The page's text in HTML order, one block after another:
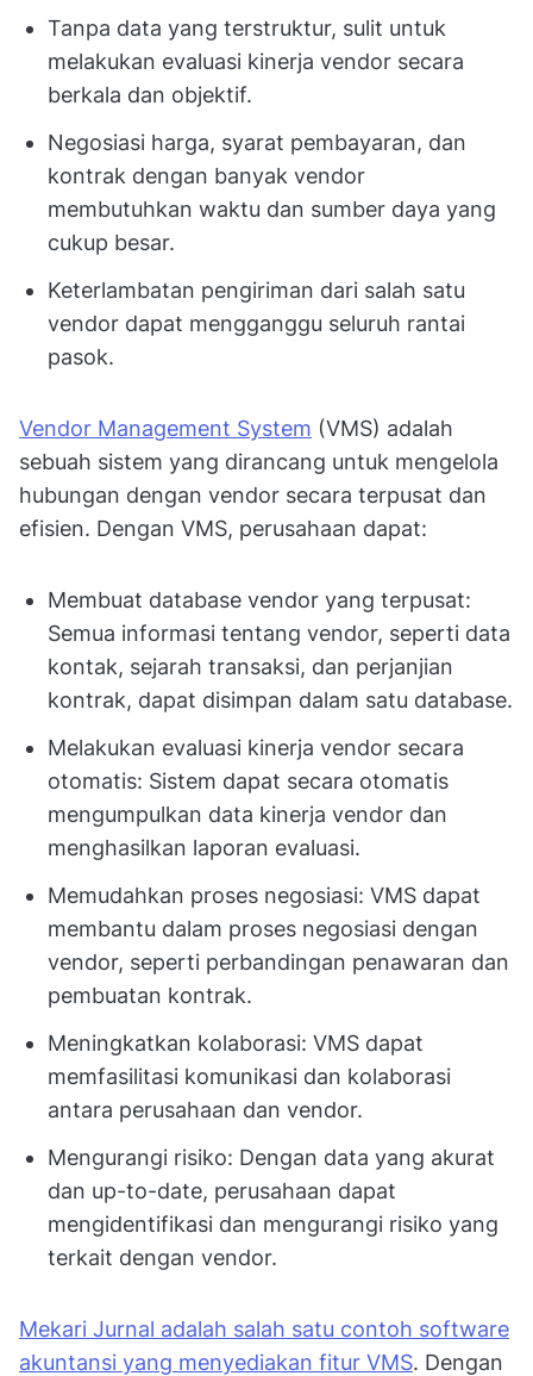
Tanpa data yang terstruktur, sulit untuk
melakukan evaluasi kinerja vendor secara
berkala dan objektif.
Negosiasi harga, syarat pembayaran, dan
kontrak dengan banyak vendor
membutuhkan waktu dan sumber daya yang
cukup besar.
Keterlambatan pengiriman dari salah satu
vendor dapat mengganggu seluruh rantai
pasok.
Vendor Management System (VMS) adalah
sebuah sistem yang dirancang untuk mengelola
hubungan dengan vendor secara terpusat dan
efisien. Dengan VMS, perusahaan dapat:
Membuat database vendor yang terpusat:
Semua informasi tentang vendor, seperti data
kontak, sejarah transaksi, dan perjanjian
kontrak, dapat disimpan dalam satu database.
Melakukan evaluasi kinerja vendor secara
otomatis: Sistem dapat secara otomatis
mengumpulkan data kinerja vendor dan
menghasilkan laporan evaluasi.
Memudahkan proses negosiasi: VMS dapat
membantu dalam proses negosiasi dengan
vendor, seperti perbandingan penawaran dan
pembuatan kontrak.
Meningkatkan kolaborasi: VMS dapat
memfasilitasi komunikasi dan kolaborasi
antara perusahaan dan vendor.
Mengurangi risiko: Dengan data yang akurat
dan up-to-date, perusahaan dapat
mengidentifikasi dan mengurangi risiko yang
terkait dengan vendor.
Mekari Jurnal adalah salah satu contoh software
akuntansi yang menyediakan fitur VMS. Dengan